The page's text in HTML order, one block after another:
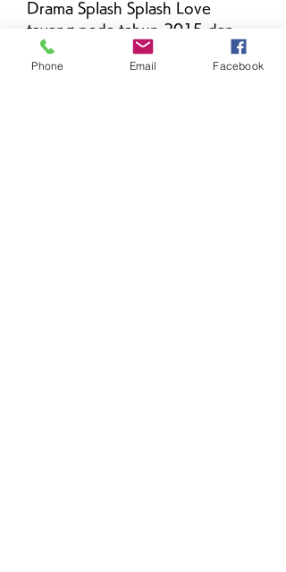
Drama Splash Splash Love
tayang pada tahun 2015 dan
memiliki 2 episode dengan
durasi 1 jam 10 menit per
Phone Email Facebook